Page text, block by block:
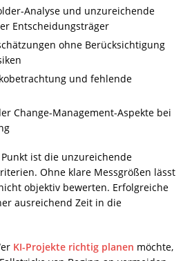
Analyse und unzureichende
Entscheidungsträger
ohne Berücksichtigung
und fehlende
Change-Management-Aspekte bei
ist die unzureichende
Ohne klare Messgrößen lässt
objektiv bewerten. Erfolgreiche
ausreichend Zeit in die
KI-Projekte richtig planen möchte,